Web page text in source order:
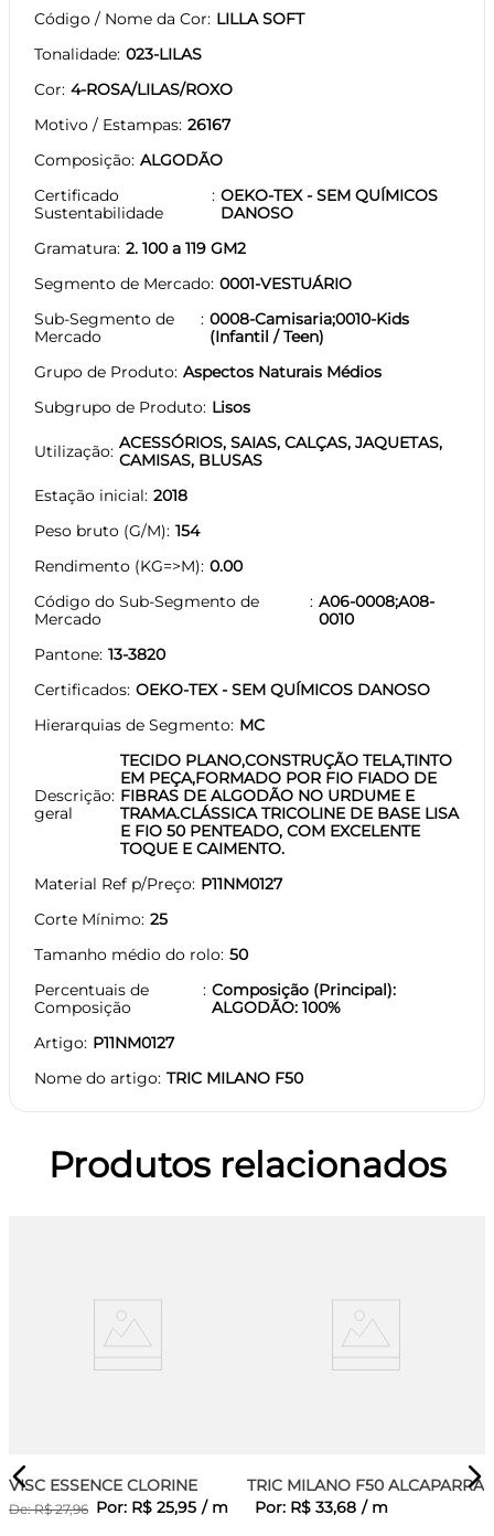
Código / Nome da Cor LILLA SOFT
Tonalidade 023-LILAS
Cor 4-ROSA/LILAS/ROXO
Motivo / Estampas 26167
Composição ALGODÃO
Certificado
Sustentabilidade
OEKO-TEX - SEM QUÍMICOS
DANOSO
Gramatura 2. 100 a 119 GM2
Segmento de Mercado 0001-VESTUÁRIO
Sub-Segmento de
Mercado
0008-Camisaria;0010-Kids
(Infantil / Teen)
Grupo de Produto Aspectos Naturais Médios
Subgrupo de Produto Lisos
Utilização ACESSÓRIOS, SAIAS, CALÇAS, JAQUETAS,
CAMISAS, BLUSAS
Estação inicial 2018
Peso bruto (G/M) 154
Rendimento (KG=>M) 0.00
Código do Sub-Segmento de
Mercado
A06-0008;A08-
0010
Pantone 13-3820
Certificados OEKO-TEX - SEM QUÍMICOS DANOSO
Hierarquias de Segmento MC
Descrição
geral
TECIDO PLANO,CONSTRUÇÃO TELA,TINTO
EM PEÇA,FORMADO POR FIO FIADO DE
FIBRAS DE ALGODÃO NO URDUME E
TRAMA.CLÁSSICA TRICOLINE DE BASE LISA
E FIO 50 PENTEADO, COM EXCELENTE
TOQUE E CAIMENTO.
Material Ref p/Preço P11NM0127
Corte Mínimo 25
Tamanho médio do rolo 50
Percentuais de
Composição
Composição (Principal):
ALGODÃO: 100%
Artigo P11NM0127
Nome do artigo TRIC MILANO F50
Produtos relacionados
VISC ESSENCE CLORINE
De:R$ 27,96 Por: R$ 25,95 / m
TRIC MILANO F50 ALCAPARRA
Por: R$ 33,68 / m